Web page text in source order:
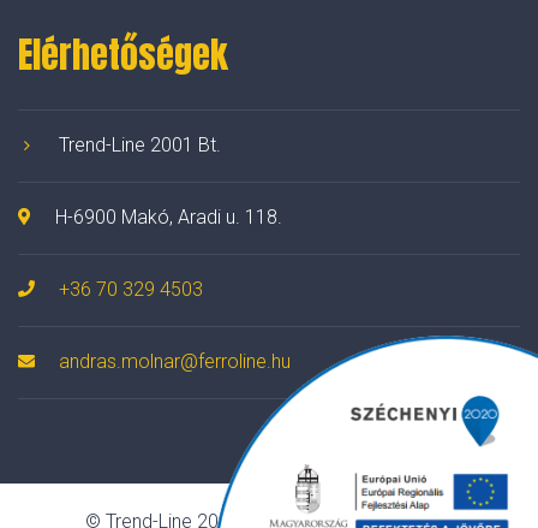
Elérhetőségek
Trend-Line 2001 Bt.
H-6900 Makó, Aradi u. 118.
+36 70 329 4503
andras.molnar@ferroline.hu
© Trend-Line 2001 Bt. Minden jog fenntartva